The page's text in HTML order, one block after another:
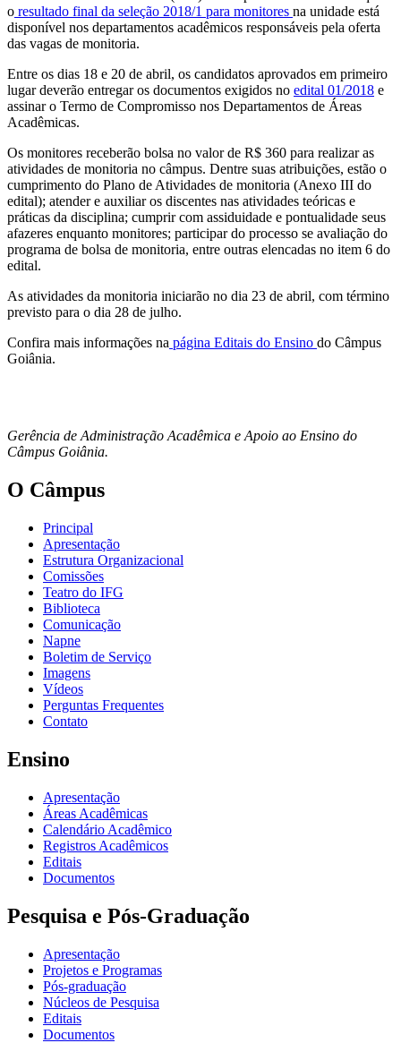
o resultado final da seleção 2018/1 para monitores na unidade está
disponível nos departamentos acadêmicos responsáveis pela oferta
das vagas de monitoria.
Entre os dias 18 e 20 de abril, os candidatos aprovados em primeiro
lugar deverão entregar os documentos exigidos no edital 01/2018 e
assinar o Termo de Compromisso nos Departamentos de Áreas
Acadêmicas.
Os monitores receberão bolsa no valor de R$ 360 para realizar as
atividades de monitoria no câmpus. Dentre suas atribuições, estão o
cumprimento do Plano de Atividades de monitoria (Anexo III do
edital); atender e auxiliar os discentes nas atividades teóricas e
práticas da disciplina; cumprir com assiduidade e pontualidade seus
afazeres enquanto monitores; participar do processo se avaliação do
programa de bolsa de monitoria, entre outras elencadas no item 6 do
edital.
As atividades da monitoria iniciarão no dia 23 de abril, com término
previsto para o dia 28 de julho.
Confira mais informações na página Editais do Ensino do Câmpus
Goiânia.
Gerência de Administração Acadêmica e Apoio ao Ensino do
Câmpus Goiânia.
O Câmpus
Principal
Apresentação
Estrutura Organizacional
Comissões
Teatro do IFG
Biblioteca
Comunicação
Napne
Boletim de Serviço
Imagens
Vídeos
Perguntas Frequentes
Contato
Ensino
Apresentação
Áreas Acadêmicas
Calendário Acadêmico
Registros Acadêmicos
Editais
Documentos
Pesquisa e Pós-Graduação
Apresentação
Projetos e Programas
Pós-graduação
Núcleos de Pesquisa
Editais
Documentos